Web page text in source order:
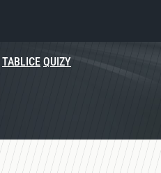
TABLICE QUIZY